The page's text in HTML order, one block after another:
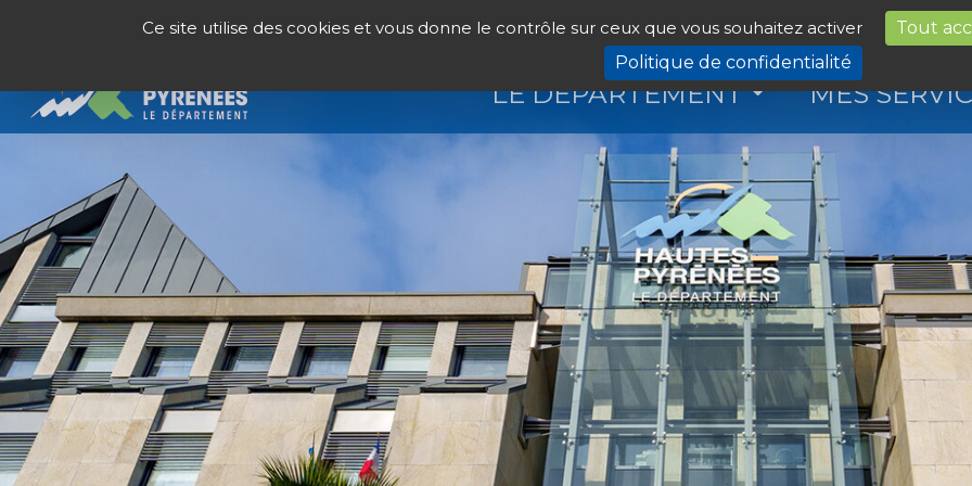
Ce site utilise des cookies et vous donne le contrôle sur ceux que vous souhaitez activer Tout
Politique de confidentialité
LE DÉPARTEMENT MES